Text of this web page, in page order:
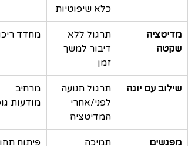
כלא שיפוטיות
מדיטציה
שקטה
תרגול ללא
דיבור למשך
זמן
מחדד
שילוב עם יוגה
תרגול תנועה
לפני/אחרי
המדיטציה
מרחיב
מודעות
מפגשים
תמיכה
פיתוח